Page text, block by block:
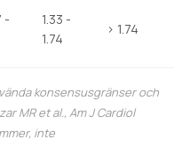
-
1.33 -
1.74
> 1.74
konsensusgränser och
MR et al., Am J Cardiol
inte